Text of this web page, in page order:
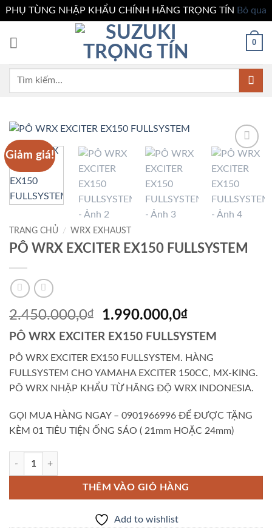
PHỤ TÙNG NHẬP KHẨU CHÍNH HÃNG TRỌNG TÍN Bỏ qua
0
Tìm
Giảm giá!
Add to
wishlist
TRANG CHỦ / WRX EXHAUST
PÔ WRX EXCITER EX150 FULLSYSTEM
2.450.000,0₫
Giá
gốc
là:
2.450.000,0₫.
1.990.000,0₫Giá
hiện
tại
là:
PÔ WRX EXCITER EX150 FULLSYSTEM
PÔ WRX EXCITER EX150 FULLSYSTEM. HÀNG
FULLSYSTEM CHO YAMAHA EXCITER 150CC, MX-KING.
PÔ WRX NHẬP KHẨU TỪ HÃNG ĐỘ WRX INDONESIA.
GỌI MUA HÀNG NGAY – 0901966996 ĐỂ ĐƯỢC TẶNG
KÈM 01 TIÊU TIỆN ỐNG SÁO ( 21mm HOẶC 24mm)
PÔ WRX EXCITER EX150 FULLSYSTEM số lượng
THÊM VÀO GIỎ HÀNG
Add to wishlist